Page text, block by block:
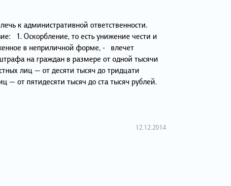
к административной ответственности.
1. Оскорбление, то есть унижение чести и
в неприличной форме, - влечет
на граждан в размере от одной тысячи
лиц — от десяти тысяч до тридцати
— от пятидесяти тысяч до ста тысяч рублей.
12.12.2014